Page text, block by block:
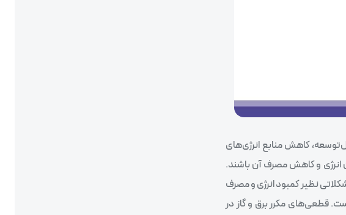
کاهش منابع انرژی‌های
انرژی و کاهش مصرف آن باشند.
نظیر کمبود انرژی و مصرف
قطعی‌های مکرر برق و گاز در